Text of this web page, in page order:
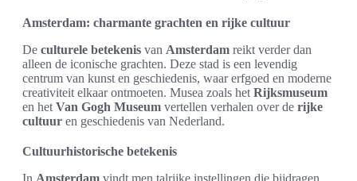
Amsterdam: charmante grachten en rijke cultuur
De culturele betekenis van Amsterdam reikt verder dan
alleen de iconische grachten. Deze stad is een levendig
centrum van kunst en geschiedenis, waar erfgoed en moderne
creativiteit elkaar ontmoeten. Musea zoals het Rijksmuseum
en het Van Gogh Museum vertellen verhalen over de rijke
cultuur en geschiedenis van Nederland.
Cultuurhistorische betekenis
In Amsterdam vindt men talrijke instellingen die bijdragen